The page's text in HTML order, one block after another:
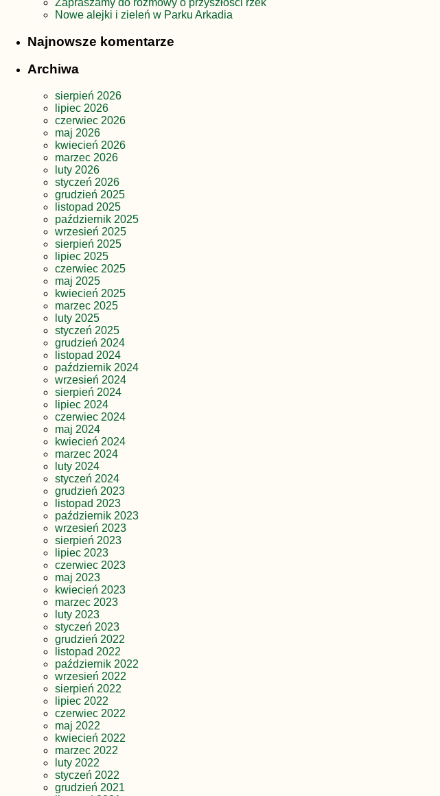
Zapraszamy do rozmowy o przyszłości rzek
Nowe alejki i zieleń w Parku Arkadia
Najnowsze komentarze
Archiwa
sierpień 2026
lipiec 2026
czerwiec 2026
maj 2026
kwiecień 2026
marzec 2026
luty 2026
styczeń 2026
grudzień 2025
listopad 2025
październik 2025
wrzesień 2025
sierpień 2025
lipiec 2025
czerwiec 2025
maj 2025
kwiecień 2025
marzec 2025
luty 2025
styczeń 2025
grudzień 2024
listopad 2024
październik 2024
wrzesień 2024
sierpień 2024
lipiec 2024
czerwiec 2024
maj 2024
kwiecień 2024
marzec 2024
luty 2024
styczeń 2024
grudzień 2023
listopad 2023
październik 2023
wrzesień 2023
sierpień 2023
lipiec 2023
czerwiec 2023
maj 2023
kwiecień 2023
marzec 2023
luty 2023
styczeń 2023
grudzień 2022
listopad 2022
październik 2022
wrzesień 2022
sierpień 2022
lipiec 2022
czerwiec 2022
maj 2022
kwiecień 2022
marzec 2022
luty 2022
styczeń 2022
grudzień 2021